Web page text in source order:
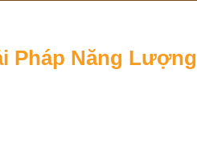
Pháp Năng